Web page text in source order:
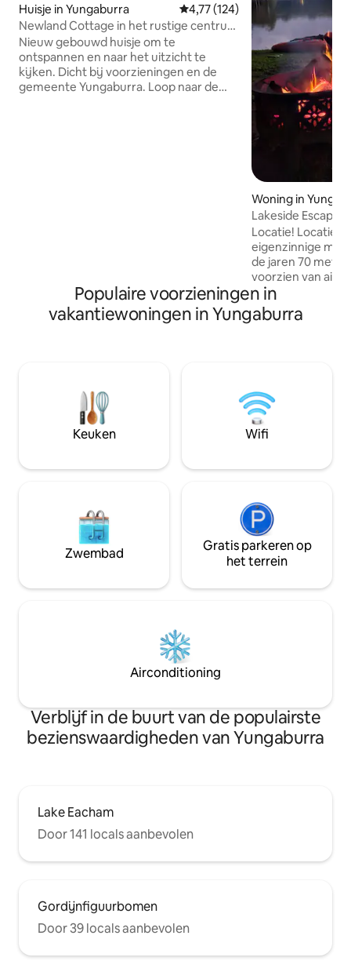
Huisje in Yungaburra Gemiddelde beoordeling van
4,77 (124)
Newland Cottage in het rustige centrum
van Yungaburra
Nieuw gebouwd huisje om te
ontspannen en naar het uitzicht te
kijken. Dicht bij voorzieningen en de
gemeente Yungaburra. Loop naar de
Woning in
Lakeside Escape
Tinaburra
Locatie! Locatie!
eigenzinnige
de jaren 70 met 4
voorzien van
ABSOLUTE
waardoor het
wateractiviteiten. Waterskiën, jetskiën,
wilde dieren die
aantrekt of heb
stress in je leven
Lakeside Escape
Populaire voorzieningen in
vakantiewoningen in Yungaburra
Keuken Wifi
Zwembad
Gratis parkeren op
het terrein
Airconditioning
Verblijf in de buurt van de populairste
bezienswaardigheden van Yungaburra
Lake Eacham
Door 141 locals aanbevolen
Gordijnfiguurbomen
Door 39 locals aanbevolen